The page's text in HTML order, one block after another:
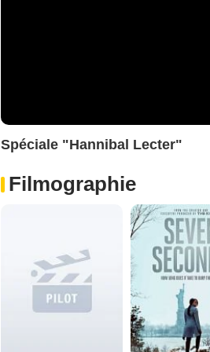
Spéciale "Hannibal Lecter"
Filmographie